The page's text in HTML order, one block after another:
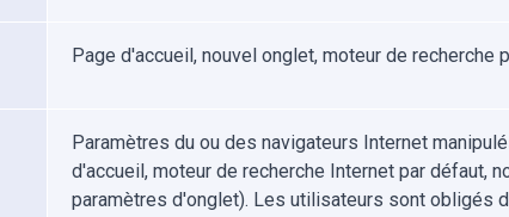
Page d'accueil, nouvel onglet, moteur de recherche
Paramètres du ou des navigateurs Internet
d'accueil, moteur de recherche Internet par défaut,
paramètres d'onglet). Les utilisateurs sont obligés